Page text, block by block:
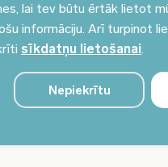
lai tev būtu ērtāk lietot
informāciju. Arī turpinot
sīkdatņu lietošanai.
Nepiekrītu
Pieteikties jaunumiem